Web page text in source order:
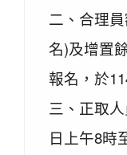
二、合理
名)及增置
報名，於
三、正取
日上午8時